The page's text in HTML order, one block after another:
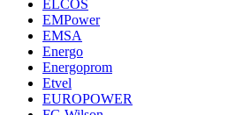
ELCOS
EMPower
EMSA
Energo
Energoprom
Etvel
EUROPOWER